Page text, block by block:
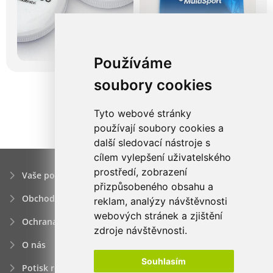
Používáme
soubory cookies
Tyto webové stránky
používají soubory cookies a
další sledovací nástroje s
cílem vylepšení uživatelského
prostředí, zobrazení
přizpůsobeného obsahu a
reklam, analýzy návštěvnosti
webových stránek a zjištění
zdroje návštěvnosti.
Souhlasím
Vaše poptávka
Obchodní podmínky
Ochrana osobních údajú
O nás
Potisk reklamních předmětů